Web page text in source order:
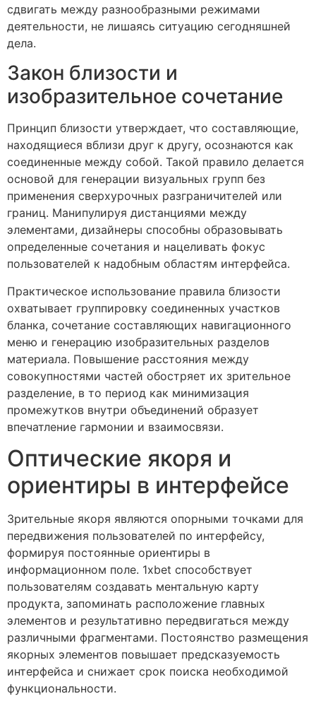
сдвигать между разнообразными режимами
деятельности, не лишаясь ситуацию сегодняшней
дела.
Закон близости и
изобразительное сочетание
Принцип близости утверждает, что составляющие,
находящиеся вблизи друг к другу, осознаются как
соединенные между собой. Такой правило делается
основой для генерации визуальных групп без
применения сверхурочных разграничителей или
границ. Манипулируя дистанциями между
элементами, дизайнеры способны образовывать
определенные сочетания и нацеливать фокус
пользователей к надобным областям интерфейса.
Практическое использование правила близости
охватывает группировку соединенных участков
бланка, сочетание составляющих навигационного
меню и генерацию изобразительных разделов
материала. Повышение расстояния между
совокупностями частей обостряет их зрительное
разделение, в то период как минимизация
промежутков внутри объединений образует
впечатление гармонии и взаимосвязи.
Оптические якоря и
ориентиры в интерфейсе
Зрительные якоря являются опорными точками для
передвижения пользователей по интерфейсу,
формируя постоянные ориентиры в
информационном поле. 1xbet способствует
пользователям создавать ментальную карту
продукта, запоминать расположение главных
элементов и результативно передвигаться между
различными фрагментами. Постоянство размещения
якорных элементов повышает предсказуемость
интерфейса и снижает срок поиска необходимой
функциональности.